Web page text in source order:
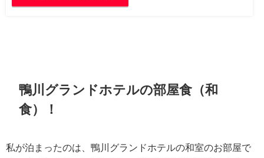
鴨川グランドホテルの部屋食（和
食）！
私が泊まったのは、鴨川グランドホテルの和室のお部屋で